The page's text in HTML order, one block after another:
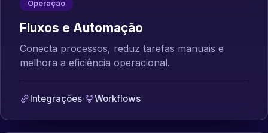
Operação
Fluxos e Automação
Conecta processos, reduz tarefas manuais e
melhora a eficiência operacional.
Integrações· Workflows